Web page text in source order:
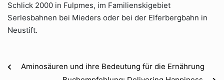
Schlick 2000 in Fulpmes, im Familienskigebiet
Serlesbahnen bei Mieders oder bei der Elferbergbahn in
Neustift.
Aminosäuren und ihre Bedeutung für die Ernährung